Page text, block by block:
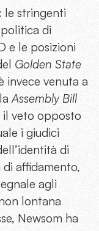
le stringenti
di
e le posizioni
Golden State
invece venuta a
Assembly Bill
il veto opposto
i giudici
di
affidamento,
agli
lontana
Newsom ha